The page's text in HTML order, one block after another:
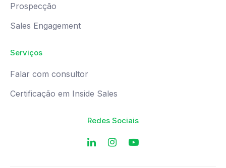
Prospecção
Sales Engagement
Serviços
Falar com consultor
Certificação em Inside Sales
Redes Sociais